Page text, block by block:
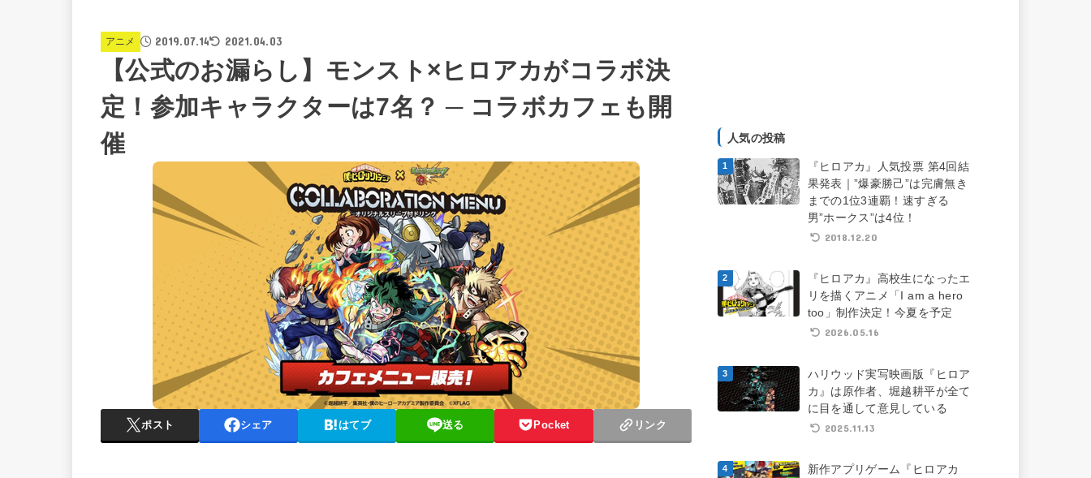
アニメ 2019.07.14 2021.04.03
【公式のお漏らし】モンスト×ヒロアカがコラボ決
定！参加キャラクターは7名？ ─ コラボカフェも開
催
ポスト シェア はてブ 送る Pocket リンク
人気の投稿
『ヒロアカ』人気投票 第4回結
果発表｜”爆豪勝己”は完膚無き
までの1位3連覇！速すぎる
男”ホークス”は4位！
2018.12.20
『ヒロアカ』高校生になったエ
リを描くアニメ「I am a hero
too」制作決定！今夏を予定
2026.05.16
ハリウッド実写映画版『ヒロア
カ』は原作者、堀越耕平が全て
に目を通して意見している
2025.11.13
新作アプリゲーム『ヒロアカ